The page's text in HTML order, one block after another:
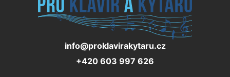
info@proklavirakytaru.cz
+420 603 997 626